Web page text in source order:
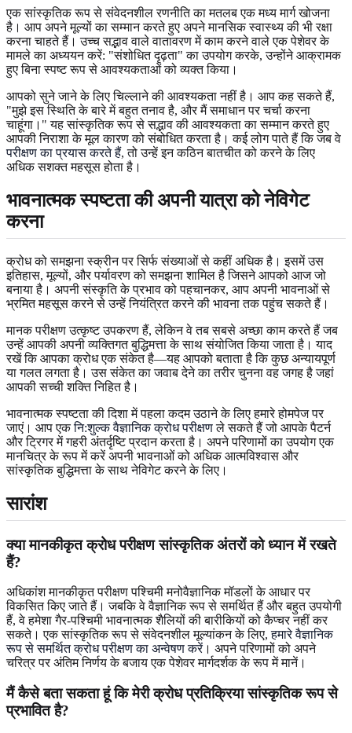
एक सांस्कृतिक रूप से संवेदनशील रणनीति का मतलब एक मध्य मार्ग खोजना
है। आप अपने मूल्यों का सम्मान करते हुए अपने मानसिक स्वास्थ्य की भी रक्षा
करना चाहते हैं। उच्च सद्भाव वाले वातावरण में काम करने वाले एक पेशेवर के
मामले का अध्ययन करें: "संशोधित दृढ़ता" का उपयोग करके, उन्होंने आक्रामक
हुए बिना स्पष्ट रूप से आवश्यकताओं को व्यक्त किया।
आपको सुने जाने के लिए चिल्लाने की आवश्यकता नहीं है। आप कह सकते हैं,
"मुझे इस स्थिति के बारे में बहुत तनाव है, और मैं समाधान पर चर्चा करना
चाहूंगा।" यह सांस्कृतिक रूप से सद्भाव की आवश्यकता का सम्मान करते हुए
आपकी निराशा के मूल कारण को संबोधित करता है। कई लोग पाते हैं कि जब वे
परीक्षण का प्रयास करते हैं, तो उन्हें इन कठिन बातचीत को करने के लिए
अधिक सशक्त महसूस होता है।
भावनात्मक स्पष्टता की अपनी यात्रा को नेविगेट
करना
क्रोध को समझना स्क्रीन पर सिर्फ संख्याओं से कहीं अधिक है। इसमें उस
इतिहास, मूल्यों, और पर्यावरण को समझना शामिल है जिसने आपको आज जो
बनाया है। अपनी संस्कृति के प्रभाव को पहचानकर, आप अपनी भावनाओं से
भ्रमित महसूस करने से उन्हें नियंत्रित करने की भावना तक पहुंच सकते हैं।
मानक परीक्षण उत्कृष्ट उपकरण हैं, लेकिन वे तब सबसे अच्छा काम करते हैं जब
उन्हें आपकी अपनी व्यक्तिगत बुद्धिमत्ता के साथ संयोजित किया जाता है। याद
रखें कि आपका क्रोध एक संकेत है—यह आपको बताता है कि कुछ अन्यायपूर्ण
या गलत लगता है। उस संकेत का जवाब देने का तरीर चुनना वह जगह है जहां
आपकी सच्ची शक्ति निहित है।
भावनात्मक स्पष्टता की दिशा में पहला कदम उठाने के लिए हमारे होमपेज पर
जाएं। आप एकनि:शुल्क वैज्ञानिक क्रोध परीक्षणले सकते हैं जो आपके पैटर्न
और ट्रिगर में गहरी अंतर्दृष्टि प्रदान करता है। अपने परिणामों का उपयोग एक
मानचित्र के रूप में करें अपनी भावनाओं को अधिक आत्मविश्वास और
सांस्कृतिक बुद्धिमत्ता के साथ नेविगेट करने के लिए।
सारांश
क्या मानकीकृत क्रोध परीक्षण सांस्कृतिक अंतरों को ध्यान में रखते
हैं?
अधिकांश मानकीकृत परीक्षण पश्चिमी मनोवैज्ञानिक मॉडलों के आधार पर
विकसित किए जाते हैं। जबकि वे वैज्ञानिक रूप से समर्थित हैं और बहुत उपयोगी
हैं, वे हमेशा गैर-पश्चिमी भावनात्मक शैलियों की बारीकियों को कैप्चर नहीं कर
सकते। एक सांस्कृतिक रूप से संवेदनशील मूल्यांकन के लिए,हमारे वैज्ञानिक
रूप से समर्थित क्रोध परीक्षण का अन्वेषण करें। अपने परिणामों को अपने
चरित्र पर अंतिम निर्णय के बजाय एक पेशेवर मार्गदर्शक के रूप में मानें।
मैं कैसे बता सकता हूं कि मेरी क्रोध प्रतिक्रिया सांस्कृतिक रूप से
प्रभावित है?